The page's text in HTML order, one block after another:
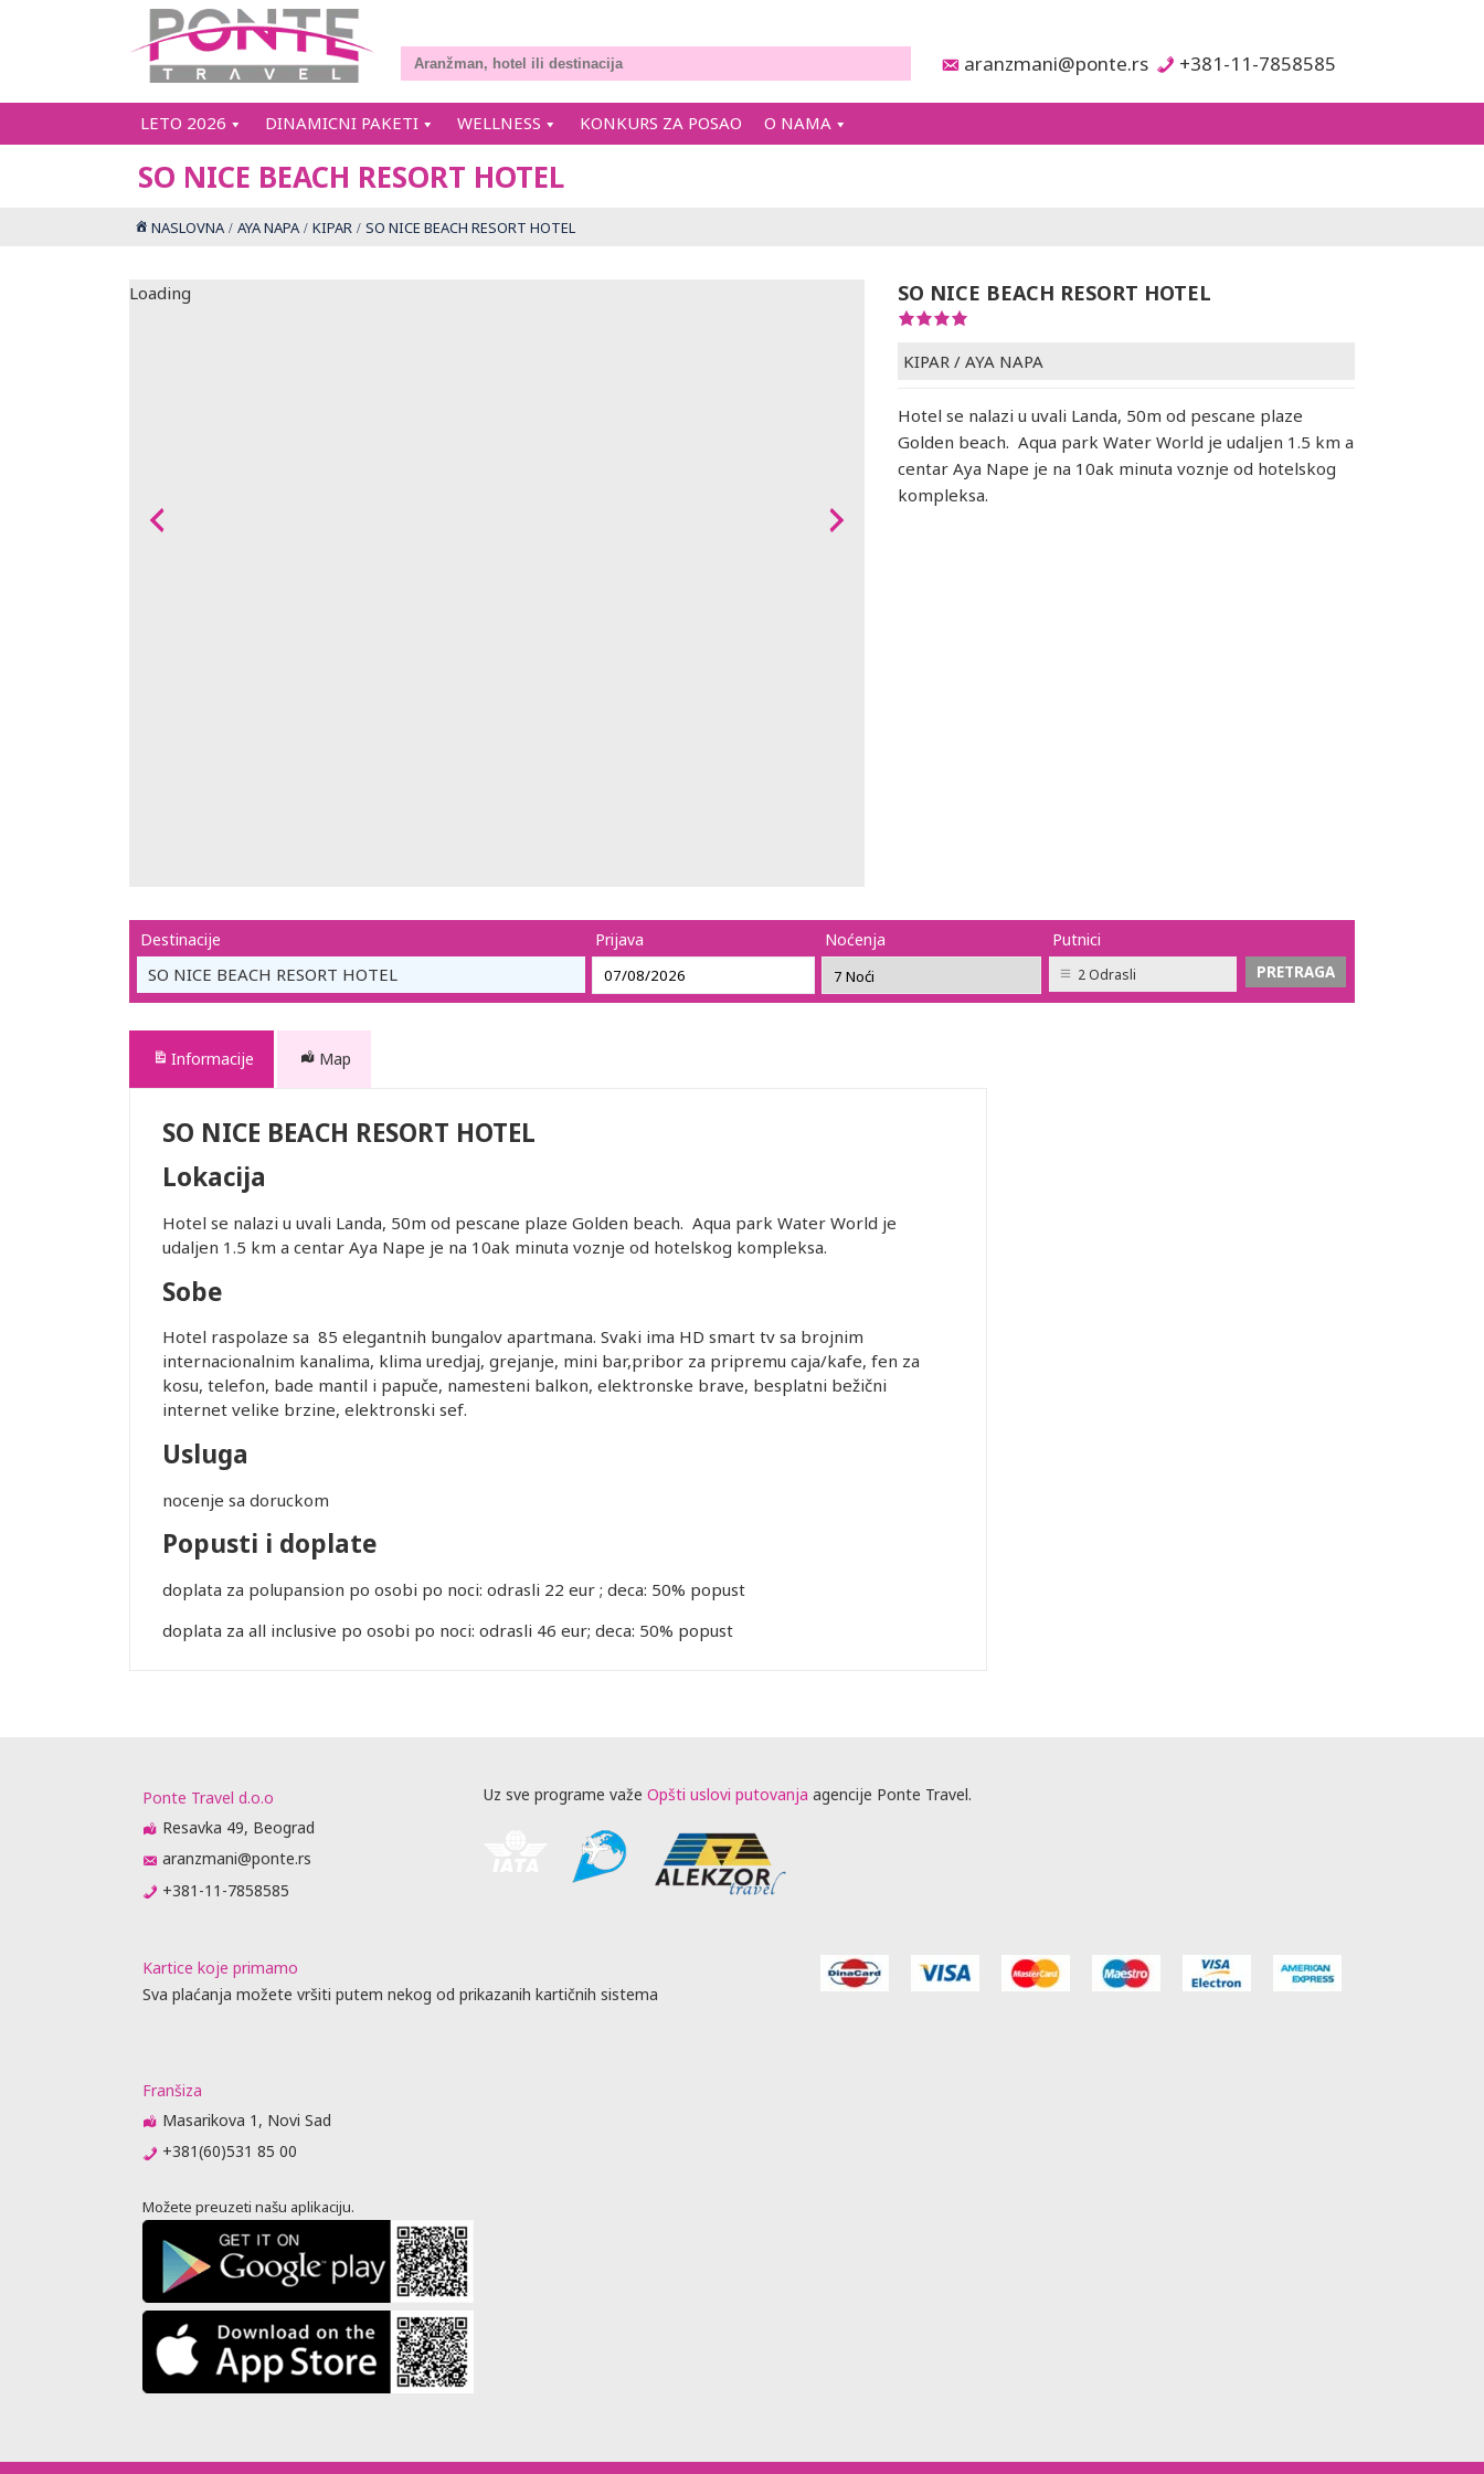
aranzmani@ponte.rs +381-11-7858585
LETO 2026 DINAMICNI PAKETI WELLNESS KONKURS ZA POSAO O NAMA
SO NICE BEACH RESORT HOTEL
NASLOVNA AYA NAPA KIPAR SO NICE BEACH RESORT HOTEL
Loading SO NICE BEACH RESORT HOTEL
KIPAR / AYA NAPA
Hotel se nalazi u uvali Landa, 50m od pescane plaze
Golden beach. Aqua park Water World je udaljen 1.5 km a
centar Aya Nape je na 10ak minuta voznje od hotelskog
kompleksa.
Destinacije
SO NICE BEACH RESORT HOTEL
Prijava Noćenja Putnici
2 Odrasli
Informacije Map
SO NICE BEACH RESORT HOTEL
Lokacija
Hotel se nalazi u uvali Landa, 50m od pescane plaze Golden beach. Aqua park Water World je
udaljen 1.5 km a centar Aya Nape je na 10ak minuta voznje od hotelskog kompleksa.
Sobe
Hotel raspolaze sa 85 elegantnih bungalov apartmana. Svaki ima HD smart tv sa brojnim
internacionalnim kanalima, klima uredjaj, grejanje, mini bar,pribor za pripremu caja/kafe, fen za
kosu, telefon, bade mantil i papuče, namesteni balkon, elektronske brave, besplatni bežični
internet velike brzine, elektronski sef.
Usluga
nocenje sa doruckom
Popusti i doplate
doplata za polupansion po osobi po noci: odrasli 22 eur ; deca: 50% popust
doplata za all inclusive po osobi po noci: odrasli 46 eur; deca: 50% popust
Ponte Travel d.o.o
Resavka 49, Beograd
aranzmani@ponte.rs
+381-11-7858585
Uz sve programe važe Opšti uslovi putovanja agencije Ponte Travel.
Kartice koje primamo
Sva plaćanja možete vršiti putem nekog od prikazanih kartičnih sistema
Franšiza
Masarikova 1, Novi Sad
+381(60)531 85 00
Možete preuzeti našu aplikaciju.